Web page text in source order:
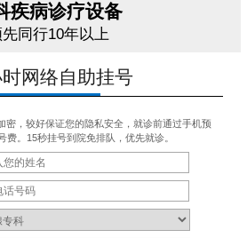
疾病诊疗设备
同行10年以上
网络自助挂号
密，较好保证您的隐私安全，就诊前通过手机预
费。15秒挂号到院免排队，优先就诊。